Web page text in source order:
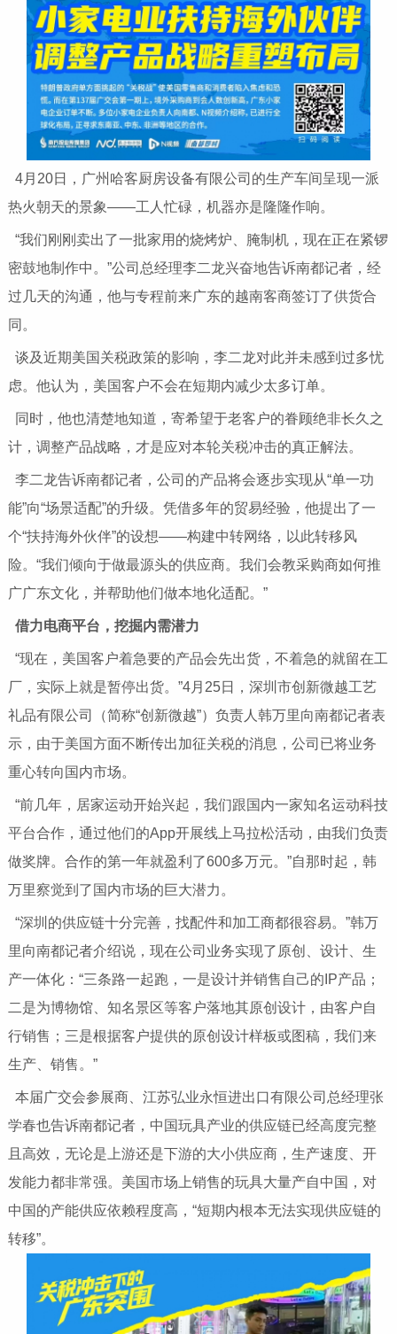
4月20日，广州哈客厨房设备有限公司的生产车间呈现一派
热火朝天的景象——工人忙碌，机器亦是隆隆作响。
“我们刚刚卖出了一批家用的烧烤炉、腌制机，现在正在紧锣
密鼓地制作中。”公司总经理李二龙兴奋地告诉南都记者，经
过几天的沟通，他与专程前来广东的越南客商签订了供货合
同。
谈及近期美国关税政策的影响，李二龙对此并未感到过多忧
虑。他认为，美国客户不会在短期内减少太多订单。
同时，他也清楚地知道，寄希望于老客户的眷顾绝非长久之
计，调整产品战略，才是应对本轮关税冲击的真正解法。
李二龙告诉南都记者，公司的产品将会逐步实现从“单一功
能”向“场景适配”的升级。凭借多年的贸易经验，他提出了一
个“扶持海外伙伴”的设想——构建中转网络，以此转移风
险。“我们倾向于做最源头的供应商。我们会教采购商如何推
广广东文化，并帮助他们做本地化适配。”
借力电商平台，挖掘内需潜力
“现在，美国客户着急要的产品会先出货，不着急的就留在工
厂，实际上就是暂停出货。”4月25日，深圳市创新微越工艺
礼品有限公司（简称“创新微越”）负责人韩万里向南都记者表
示，由于美国方面不断传出加征关税的消息，公司已将业务
重心转向国内市场。
“前几年，居家运动开始兴起，我们跟国内一家知名运动科技
平台合作，通过他们的App开展线上马拉松活动，由我们负责
做奖牌。合作的第一年就盈利了600多万元。”自那时起，韩
万里察觉到了国内市场的巨大潜力。
“深圳的供应链十分完善，找配件和加工商都很容易。”韩万
里向南都记者介绍说，现在公司业务实现了原创、设计、生
产一体化：“三条路一起跑，一是设计并销售自己的IP产品；
二是为博物馆、知名景区等客户落地其原创设计，由客户自
行销售；三是根据客户提供的原创设计样板或图稿，我们来
生产、销售。”
本届广交会参展商、江苏弘业永恒进出口有限公司总经理张
学春也告诉南都记者，中国玩具产业的供应链已经高度完整
且高效，无论是上游还是下游的大小供应商，生产速度、开
发能力都非常强。美国市场上销售的玩具大量产自中国，对
中国的产能供应依赖程度高，“短期内根本无法实现供应链的
转移”。